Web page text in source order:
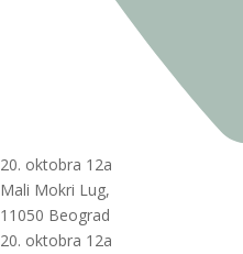
20. oktobra 12a
Mali Mokri Lug,
11050 Beograd
20. oktobra 12a